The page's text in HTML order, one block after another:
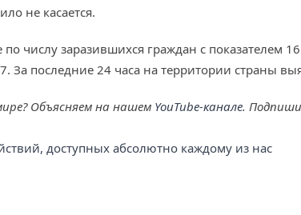
не касается.
по числу заразившихся граждан с
За последние 24 часа на территории страны
Объясняем на нашем YouTube-канале.
доступных абсолютно каждому из нас